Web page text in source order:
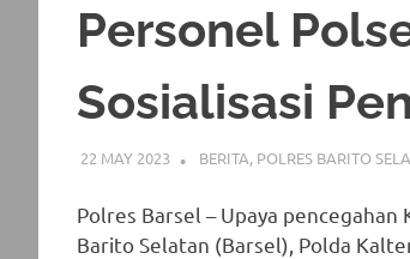
Personel
Sosialisasi
22 MAY 2023 ADMIN_POLRESBARSEL
BERITA, POLRES BARITO
Polres Barsel – Upaya
Barito Selatan (Barsel), Polda